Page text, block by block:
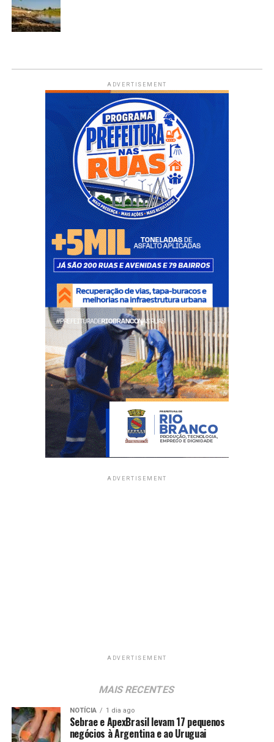
ADVERTISEMENT
ADVERTISEMENT
ADVERTISEMENT
MAIS RECENTES
NOTÍCIA 1 dia ago
Sebrae e ApexBrasil levam 17 pequenos
negócios à Argentina e ao Uruguai